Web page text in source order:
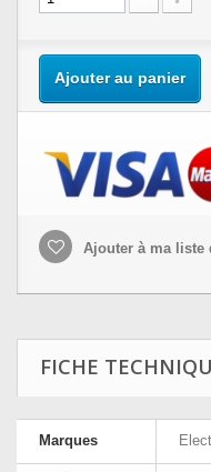
Ajouter au panier
Ajouter à ma liste
FICHE
Marques